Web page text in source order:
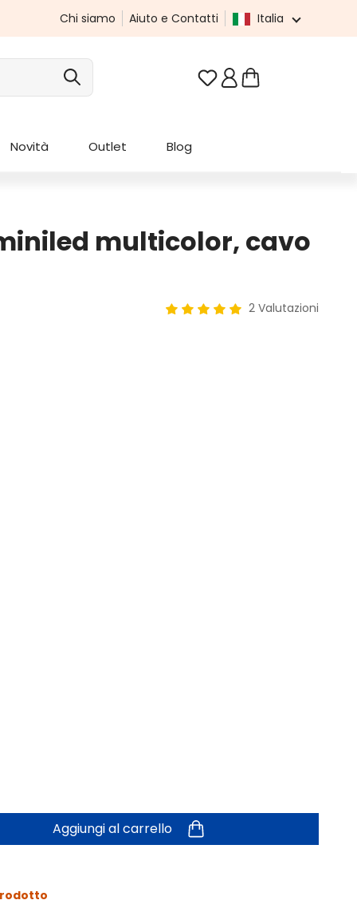
Chi siamo Aiuto e Contatti Italia
Hai 0 articoli nella
Novità Outlet Blog
multicolor, cavo
2 Valutazioni
Aggiungi al carrello